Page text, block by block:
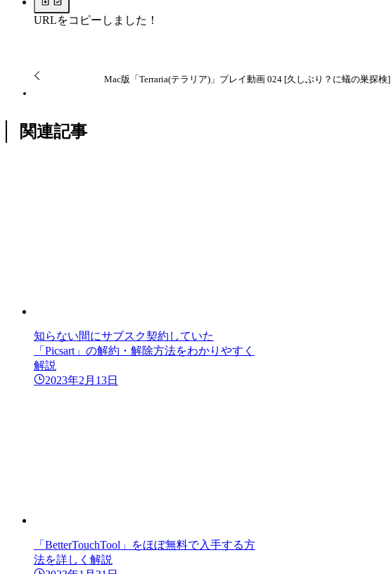
URLをコピーしました！
Mac版「Terraria(テラリア)」プレイ動画 024 [久しぶり？に蟻の巣探検]
関連記事
知らない間にサブスク契約していた
「Picsart」の解約・解除方法をわかりやすく
解説
2023年2月13日
「BetterTouchTool」をほぼ無料で入手する方
法を詳しく解説